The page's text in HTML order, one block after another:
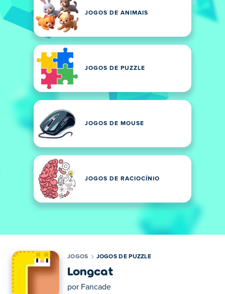
JOGOS DE ANIMAIS
JOGOS DE PUZZLE
JOGOS DE MOUSE
JOGOS DE RACIOCÍNIO
JOGOS JOGOS DE PUZZLE
Longcat
por Fancade